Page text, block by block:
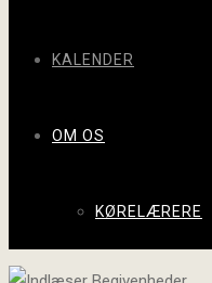
KALENDER
OM OS
KØRELÆRERE